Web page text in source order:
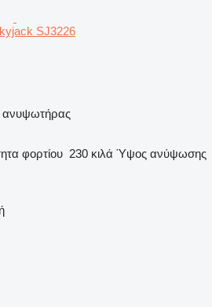
SJ3226
ανυψωτήρας
φορτίου 230 κιλά Ύψος ανύψωσης